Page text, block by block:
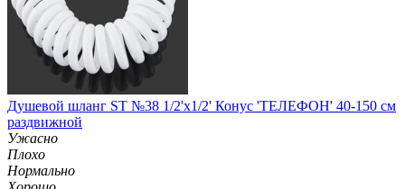
Душевой шланг ST №38 1/2'х1/2' Конус 'ТЕЛЕФОН' 40-150 см
раздвижной
Ужасно
Плохо
Нормально